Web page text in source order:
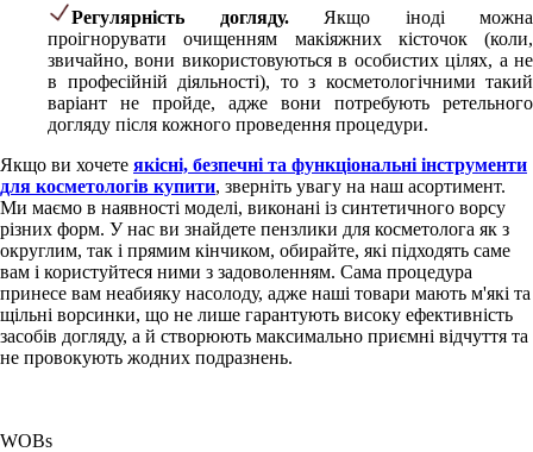
Регулярність догляду.Якщо іноді можна
проігнорувати очищенням макіяжних кісточок (коли,
звичайно, вони використовуються в особистих цілях, а не
в професійній діяльності), то з косметологічними такий
варіант не пройде, адже вони потребують ретельного
догляду після кожного проведення процедури.
Якщо ви хочете якісні, безпечні та функціональні інструменти
для косметологів купити, зверніть увагу на наш асортимент.
Ми маємо в наявності моделі, виконані із синтетичного ворсу
різних форм. У нас ви знайдете пензлики для косметолога як з
округлим, так і прямим кінчиком, обирайте, які підходять саме
вам і користуйтеся ними з задоволенням. Сама процедура
принесе вам неабияку насолоду, адже наші товари мають м'які та
щільні ворсинки, що не лише гарантують високу ефективність
засобів догляду, а й створюють максимально приємні відчуття та
не провокують жодних подразнень.
WOBs